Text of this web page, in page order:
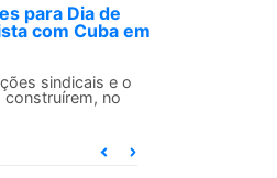
para Dia de
com Cuba em
sindicais e o
no